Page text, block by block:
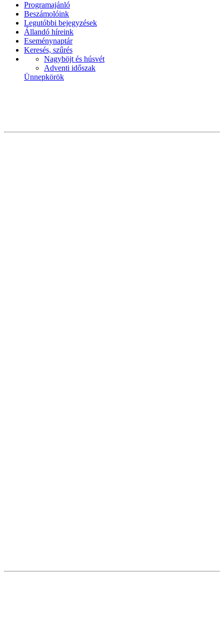
Programajánló
Beszámolóink
Legutóbbi bejegyzések
Állandó híreink
Eseménynaptár
Keresés, szűrés
Nagyböjt és húsvét
Adventi időszak
Ünnepkörök